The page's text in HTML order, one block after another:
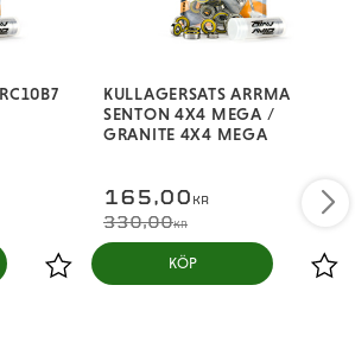
KULLAGERSATS ARRMA
SENTON 4X4 MEGA /
GRANITE 4X4 MEGA
165,00 KR
330,00KR
KÖP